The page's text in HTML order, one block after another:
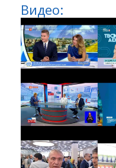
Видео: